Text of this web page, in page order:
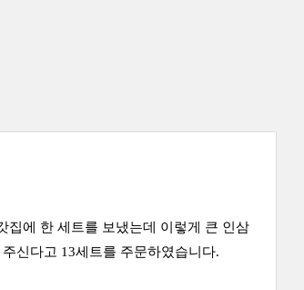
집에 한 세트를 보냈는데 이렇게 큰 인삼
신다고 13세트를 주문하였습니다.